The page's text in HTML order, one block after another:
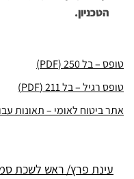
הטכניון.
טופס – בל 250 (PDF)
טופס רגיל – בל 211 (PDF)
אתר ביטוח לאומי – תאונות
עינת פרץ ראש לשכת